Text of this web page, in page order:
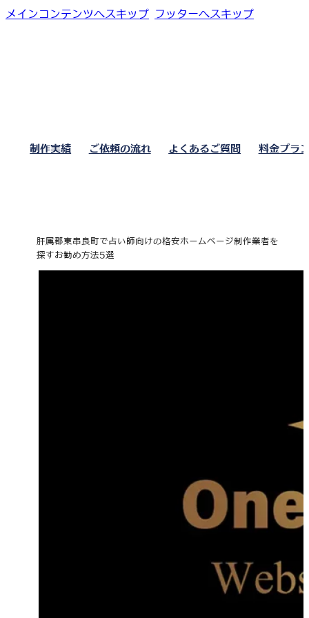
メインコンテンツへスキップ フッターへスキップ
制作実績 ご依頼の流れ よくあるご質問 料金プラ
肝属郡東串良町で占い師向けの格安ホームページ制作業者を
探すお勧め方法5選